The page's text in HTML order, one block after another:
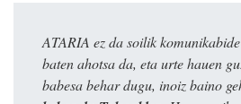
ATARIA ez da soilik
baten ahotsa da, eta urte hauen
babesa behar dugu, inoiz baino